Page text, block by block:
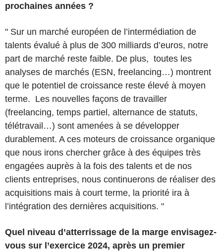
prochaines années ?
" Sur un marché européen de l’intermédiation de
talents évalué à plus de 300 milliards d’euros, notre
part de marché reste faible. De plus, toutes les
analyses de marchés (ESN, freelancing…) montrent
que le potentiel de croissance reste élevé à moyen
terme. Les nouvelles façons de travailler
(freelancing, temps partiel, alternance de statuts,
télétravail…) sont amenées à se développer
durablement. A ces moteurs de croissance organique
que nous irons chercher grâce à des équipes très
engagées auprès à la fois des talents et de nos
clients entreprises, nous continuerons de réaliser des
acquisitions mais à court terme, la priorité ira à
l’intégration des dernières acquisitions. "
Quel niveau d’atterrissage de la marge envisagez-
vous sur l’exercice 2024, après un premier